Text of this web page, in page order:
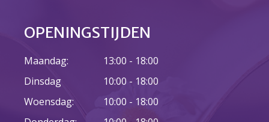
Bestelformulier
Webshop
OPENINGSTIJDEN
Maandag:
Dinsdag
Woensdag:
13:00 - 18:00
10:00 - 18:00
10:00 - 18:00